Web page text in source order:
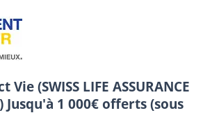
(SWISS LIFE ASSURANCE
Jusqu'à 1 000€ offerts (sous